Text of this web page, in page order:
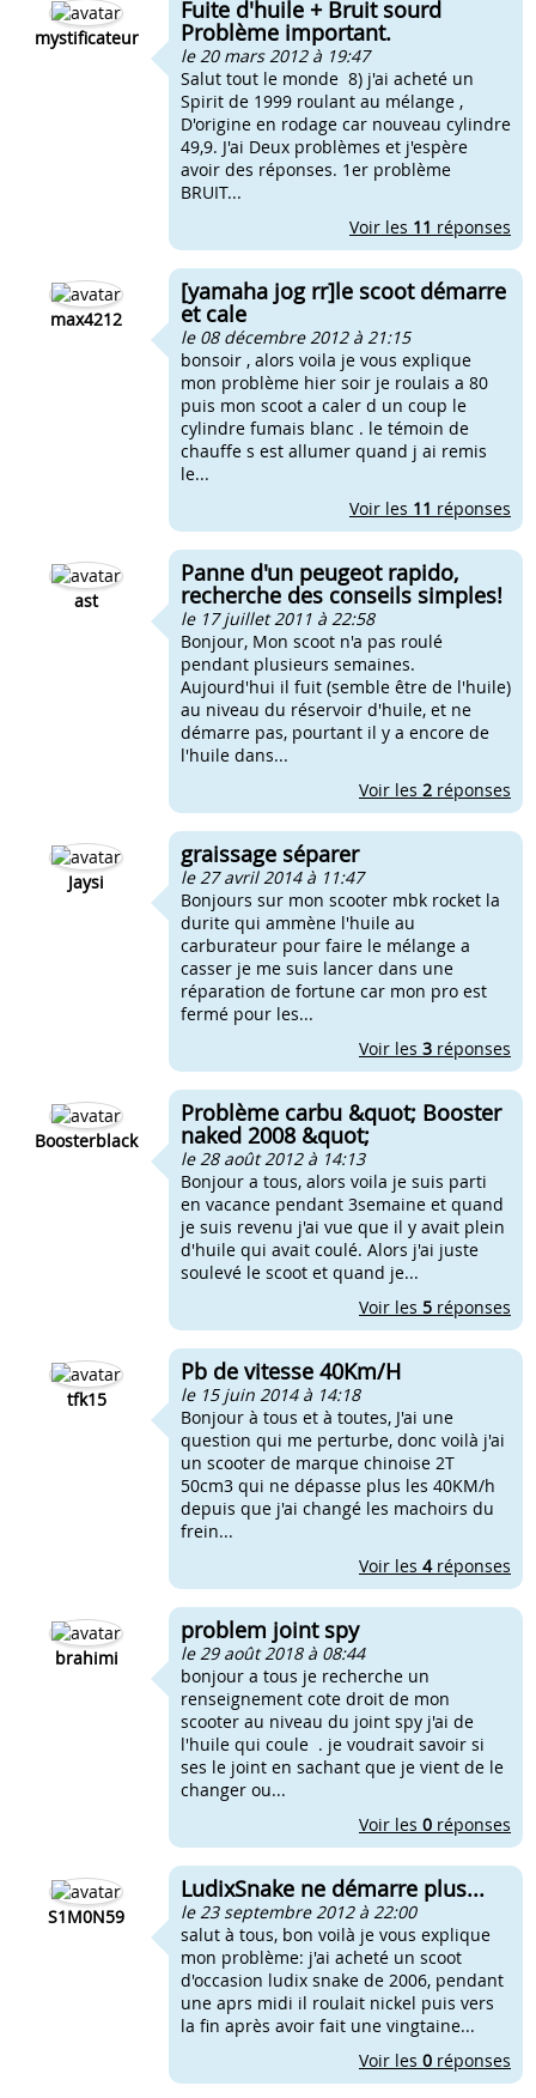
mystificateur
Fuite d'huile + Bruit sourd
Problème important.
le 20 mars 2012 à 19:47
Salut tout le monde 8) j'ai acheté un
Spirit de 1999 roulant au mélange ,
D'origine en rodage car nouveau cylindre
49,9. J'ai Deux problèmes et j'espère
avoir des réponses. 1er problème
BRUIT...
Voir les 11 réponses
max4212
[yamaha jog rr]le scoot démarre
et cale
le 08 décembre 2012 à 21:15
bonsoir , alors voila je vous explique
mon problème hier soir je roulais a 80
puis mon scoot a caler d un coup le
cylindre fumais blanc . le témoin de
chauffe s est allumer quand j ai remis
le...
Voir les 11 réponses
ast
Panne d'un peugeot rapido,
recherche des conseils simples!
le 17 juillet 2011 à 22:58
Bonjour, Mon scoot n'a pas roulé
pendant plusieurs semaines.
Aujourd'hui il fuit (semble être de l'huile)
au niveau du réservoir d'huile, et ne
démarre pas, pourtant il y a encore de
l'huile dans...
Voir les 2 réponses
Jaysi
graissage séparer
le 27 avril 2014 à 11:47
Bonjours sur mon scooter mbk rocket la
durite qui ammène l'huile au
carburateur pour faire le mélange a
casser je me suis lancer dans une
réparation de fortune car mon pro est
fermé pour les...
Voir les 3 réponses
Boosterblack
Problème carbu &quot; Booster
naked 2008 &quot;
le 28 août 2012 à 14:13
Bonjour a tous, alors voila je suis parti
en vacance pendant 3semaine et quand
je suis revenu j'ai vue que il y avait plein
d'huile qui avait coulé. Alors j'ai juste
soulevé le scoot et quand je...
Voir les 5 réponses
tfk15
Pb de vitesse 40Km/H
le 15 juin 2014 à 14:18
Bonjour à tous et à toutes, J'ai une
question qui me perturbe, donc voilà j'ai
un scooter de marque chinoise 2T
50cm3 qui ne dépasse plus les 40KM/h
depuis que j'ai changé les machoirs du
frein...
Voir les 4réponses
brahimi
problem joint spy
le 29 août 2018 à 08:44
bonjour a tous je recherche un
renseignement cote droit de mon
scooter au niveau du joint spy j'ai de
l'huile qui coule . je voudrait savoir si
ses le joint en sachant que je vient de le
changer ou...
Voir les 0 réponses
S1M0N59
LudixSnake ne démarre plus...
le 23 septembre 2012 à 22:00
salut à tous, bon voilà je vous explique
mon problème: j'ai acheté un scoot
d'occasion ludix snake de 2006, pendant
une aprs midi il roulait nickel puis vers
la fin après avoir fait une vingtaine...
Voir les 0 réponses